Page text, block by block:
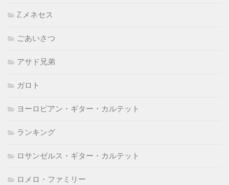
Z.メネセス
ごあいさつ
アサド兄弟
ガロト
ヨーロピアン・ギター・カルテット
ランキング
ロサンゼルス・ギター・カルテット
ロメロ・ファミリー